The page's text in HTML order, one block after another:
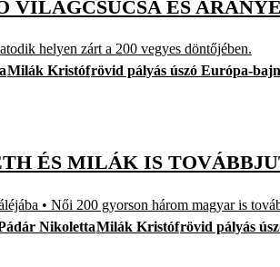
VILÁGCSÚCSA ÉS
helyen zárt a 200 vegyes döntőjében.
Milák Kristófrövid pályás úszó Európa-
ÉS MILÁK IS
• Női 200 gyorson három magyar is
NikolettaMilák Kristófrövid pályás